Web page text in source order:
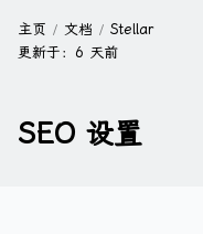
主页 文档
Stellar
更新于： 6 天前
SEO 设置